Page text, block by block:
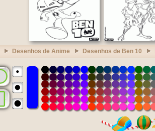
Desenhos de Anime Desenhos de Ben 10